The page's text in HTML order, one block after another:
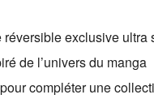
exclusive ultra
de l’univers du manga
compléter une